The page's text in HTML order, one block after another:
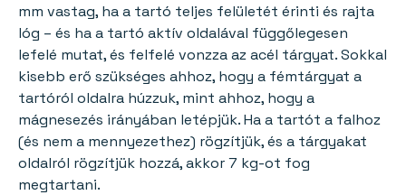
mm vastag, ha a tartó teljes felületét érinti és rajta
lóg – és ha a tartó aktív oldalával függőlegesen
lefelé mutat, és felfelé vonzza az acél tárgyat. Sokkal
kisebb erő szükséges ahhoz, hogy a fémtárgyat a
tartóról oldalra húzzuk, mint ahhoz, hogy a
mágnesezés irányában letépjük. Ha a tartót a falhoz
(és nem a mennyezethez) rögzítjük, és a tárgyakat
oldalról rögzítjük hozzá, akkor 7 kg-ot fog
megtartani.